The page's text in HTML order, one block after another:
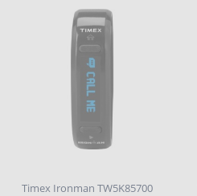
Timex Ironman TW5K85700